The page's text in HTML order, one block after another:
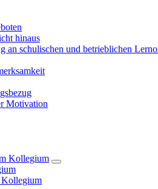
hinaus
an schulischen und betrieblichen
Motivation
Kollegium
Kollegium